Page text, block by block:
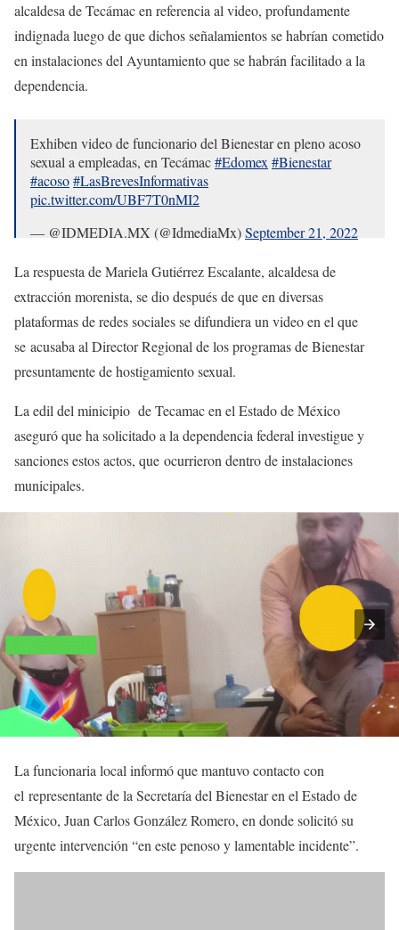
alcaldesa de Tecámac en referencia al video, profundamente
indignada luego de que dichos señalamientos se habrían cometido
en instalaciones del Ayuntamiento que se habrán facilitado a la
dependencia.
Exhiben video de funcionario del Bienestar en pleno acoso
sexual a empleadas, en Tecámac#Edomex #Bienestar
#acoso#LasBrevesInformativas
pic.twitter.com/UBF7T0nMI2
— @IDMEDIA.MX (@IdmediaMx)September 21, 2022
La respuesta de Mariela Gutiérrez Escalante, alcaldesa de
extracción morenista, se dio después de que en diversas
plataformas de redes sociales se difundiera un video en el que
se acusaba al Director Regional de los programas de Bienestar
presuntamente de hostigamiento sexual.
La edil del minicipio de Tecamac en el Estado de México
aseguró que ha solicitado a la dependencia federal investigue y
sanciones estos actos, que ocurrieron dentro de instalaciones
municipales.
La funcionaria local informó que mantuvo contacto con
el representante de la Secretaría del Bienestar en el Estado de
México, Juan Carlos González Romero, en donde solicitó su
urgente intervención “en este penoso y lamentable incidente”.